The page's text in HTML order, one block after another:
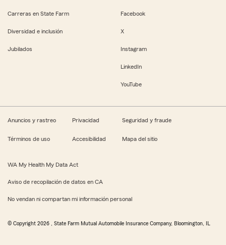
Carreras en State Farm
Diversidad e inclusión
Jubilados
Facebook
X
Instagram
LinkedIn
YouTube
Anuncios y rastreo Privacidad Seguridad y fraude
Términos de uso Accesibilidad Mapa del sitio
WA My Health My Data Act
Aviso de recopilación de datos en CA
No vendan ni compartan mi información personal
© Copyright 2026 , State Farm Mutual Automobile Insurance Company, Bloomington, IL